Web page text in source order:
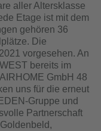
aller Altersklasse
Etage ist mit dem
gehören 36
Die
vorgesehen. An
bereits im
GmbH 48
uns für die erneut
Gruppe und
Partnerschaft